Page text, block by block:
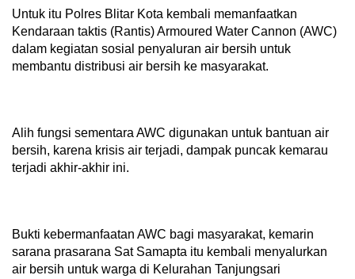
Untuk itu Polres Blitar Kota kembali memanfaatkan
Kendaraan taktis (Rantis) Armoured Water Cannon (AWC)
dalam kegiatan sosial penyaluran air bersih untuk
membantu distribusi air bersih ke masyarakat.
Alih fungsi sementara AWC digunakan untuk bantuan air
bersih, karena krisis air terjadi, dampak puncak kemarau
terjadi akhir-akhir ini.
Bukti kebermanfaatan AWC bagi masyarakat, kemarin
sarana prasarana Sat Samapta itu kembali menyalurkan
air bersih untuk warga di Kelurahan Tanjungsari